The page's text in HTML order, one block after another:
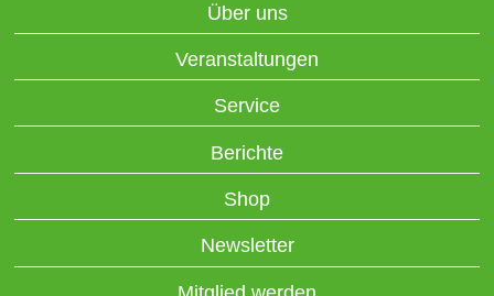
Über uns
Veranstaltungen
Service
Berichte
Shop
Newsletter